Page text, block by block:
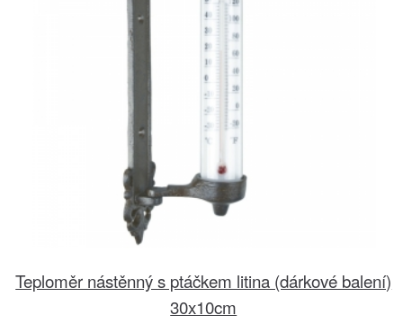
Teploměr nástěnný s ptáčkem litina (dárkové balení)
30x10cm